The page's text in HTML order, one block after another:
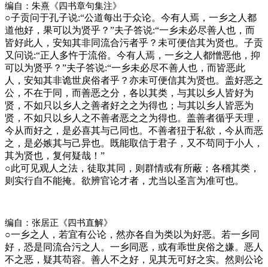
编自：朱熹《四书章句集注》
○子贡问于孔子说:“公道每出于众论。今有人焉，一乡之人都
道他好，果可以为贤乎？”夫子答说:“一乡未必尽善人也，而
皆好此人，安知其非同流合污者乎？未可便信其为贤也。子贡
又问说:“正人多忤于流俗。今有人焉，一乡之人都憎恶他，抑
可以为贤乎？”夫子答说:“一乡未必尽不善人也，而皆恶此
人，安知其非诡世戾俗者乎？亦未可便信其为贤也。盖好恶之
公，不在于同，而善恶之分，各以其类，与其以乡人皆好为
贤，不如只以乡人之善者好之之为得也；与其以乡人皆恶为
贤，不如只以乡人之不善者恶之之为得也。盖善者循乎天理，
今从而好之，是必喜其与己同也。不善者狃于私欲，今从而恶
之，是必嫉其与己异也。既能取信于君子，又不苟同于小人，
其为贤也，复何疑哉！”
○此可见观人之法，徒取其同，则群情或有所蔽；各稽其类，
则实行自不能掩。欲辨官论才者，尤当以圣言为准可也。
编自：张居正《四书直解》
○一乡之人，若宜有公论，然亦各自为类以为好恶。若一乡同
好，恐是同流合污之人。一乡同恶，或有乖世戾俗之嫌。恶人
不之恶，疑其苟容。善人不之好，见其无可好之实。然则公论